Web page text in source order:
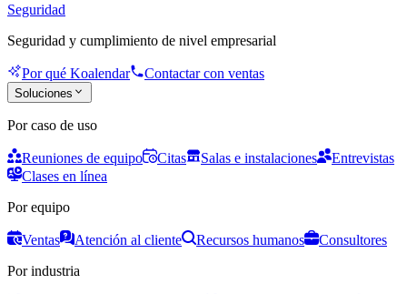
Seguridad
Seguridad y cumplimiento de nivel empresarial
Por qué Koalendar Contactar con ventas
Soluciones
Por caso de uso
Reuniones de equipo Citas Salas e instalaciones
Entrevistas
Clases en línea
Por equipo
Ventas Atención al cliente Recursos humanos
Consultores
Por industria